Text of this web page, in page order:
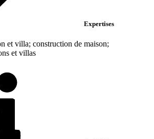
Expertises
et villa; construction de maison;
et villas